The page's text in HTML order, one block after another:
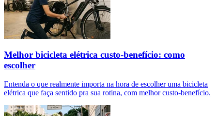
Melhor bicicleta elétrica custo-benefício: como
escolher
Entenda o que realmente importa na hora de escolher uma bicicleta
elétrica que faça sentido pra sua rotina, com melhor custo-benefício.